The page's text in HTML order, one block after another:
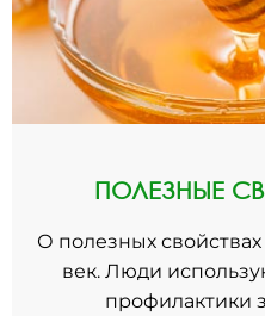
ПОЛЕЗНЫЕ
О полезных
век. Люди
профилактики